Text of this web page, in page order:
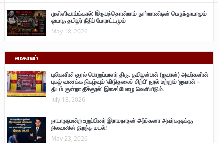
முள்ளிவாய்க்கால்: இருபத்தொன்றாம் நூற்றாண்டின் பெருந்துயரமும்
ஓயாத தமிழர் நீதிப் போராட்டமும்
May 18, 2026
சமகாலம்
புலிகளின் குரல் பொறுப்பாளர் திரு. தமிழன்பன் (ஜவான்) அவர்களின்
புகழ் வணக்க நிகழ்வும் ‘விடுதலைச் சிற்பி’ நூல் மற்றும் ‘ஜவான் –
திடம் குன்றா தீக்குரல்’ இசைப்பேழை வெளியீடும்.
July 13, 2026
நாடாளுமன்ற உறுப்பினர் இராமநாதன் அர்ச்சுனா அவர்களுக்கு
நிலவனின் திறந்த மடல்!
May 23, 2026